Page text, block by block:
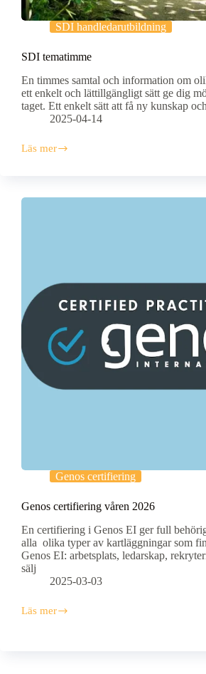
SDI handledarutbildning
SDI tematimme
En timmes samtal och information om
ett enkelt och lättillgängligt sätt ge dig
taget. Ett enkelt sätt att få ny kunskap
2025-04-14
Läs mer
SDI
Genos certifiering
Genos certifiering våren 2026
En certifiering i Genos EI ger full
alla olika typer av kartläggningar som
Genos EI: arbetsplats, ledarskap,
sälj
2025-03-03
Läs mer
Genos